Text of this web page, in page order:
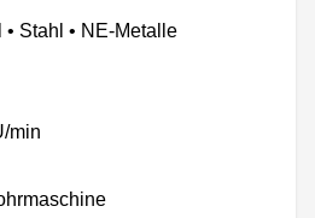
Stahl • NE-Metalle
min